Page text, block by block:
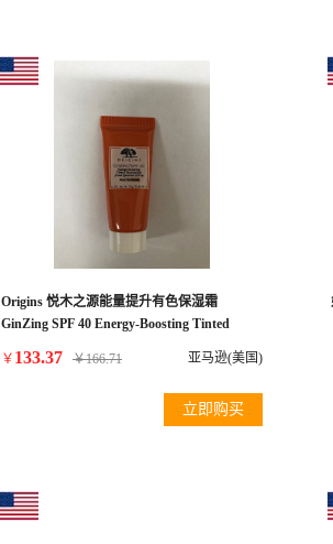
Origins 悦木之源能量提升有色保湿霜
GinZing SPF 40 Energy-Boosting Tinted
￥ 133.37 ￥166.71 亚马逊(美国)
立即购买